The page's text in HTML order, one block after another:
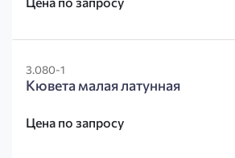
3.080-1
Кювета малая латунная
Цена по запросу